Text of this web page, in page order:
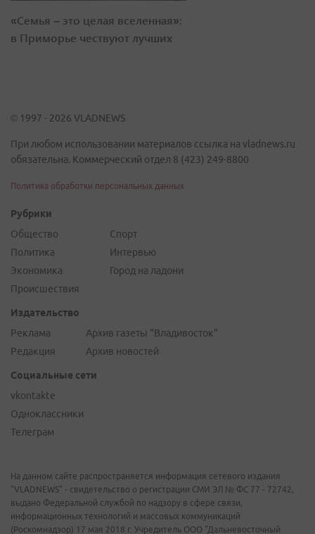
«Семья – это целая вселенная»:
в Приморье чествуют лучших
© 1997 - 2026 VLADNEWS
При любом использовании материалов ссылка на vladnews.ru
обязательна. Коммерческий отдел 8 (423) 249-8800
Политика обработки персональных данных
Рубрики
Общество
Политика
Экономика
Происшествия
Спорт
Интервью
Город на ладони
Издательство
Реклама
Редакция
Архив газеты "Владивосток"
Архив новостей
Социальные сети
vkontakte
Одноклассники
Телеграм
На данном сайте распространяется информация сетевого издания
"VLADNEWS" - свидетельство о регистрации СМИ ЭЛ № ФС 77 - 72742,
выдано Федеральной службой по надзору в сфере связи,
информационных технологий и массовых коммуникаций
(Роскомнадзор) 17 мая 2018 г. Учредитель ООО "Дальневосточный